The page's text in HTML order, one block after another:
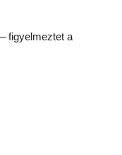
figyelmeztet a